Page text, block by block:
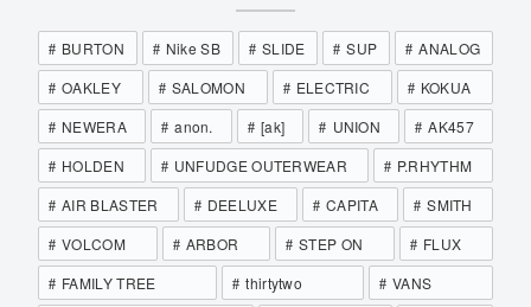
BURTON Nike SB SLIDE SUP
ANALOG
OAKLEY
SALOMON ELECTRIC
KOKUA
NEWERA
anon. [ak] UNION
AK457
HOLDEN
UNFUDGE OUTERWEAR
P.RHYTHM
AIR BLASTER
DEELUXE CAPITA
SMITH
VOLCOM
ARBOR STEP ON
FLUX
FAMILY TREE
thirtytwo
VANS